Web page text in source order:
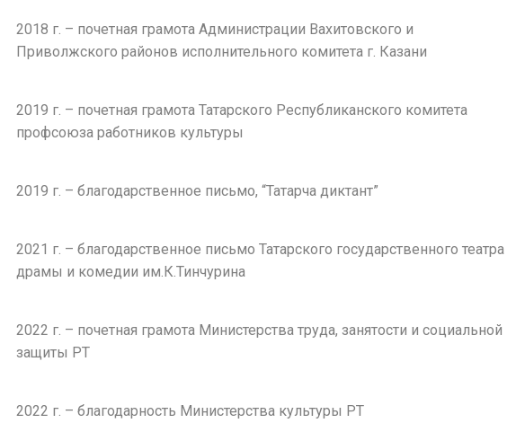
2018 г. – почетная грамота Администрации Вахитовского и
Приволжского районов исполнительного комитета г. Казани
2019 г. – почетная грамота Татарского Республиканского комитета
профсоюза работников культуры
2019 г. – благодарственное письмо, “Татарча диктант”
2021 г. – благодарственное письмо Татарского государственного театра
драмы и комедии им.К.Тинчурина
2022 г. – почетная грамота Министерства труда, занятости и социальной
защиты РТ
2022 г. – благодарность Министерства культуры РТ